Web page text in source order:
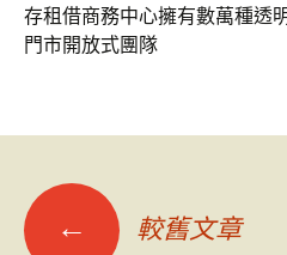
存租借商務中心擁有數萬種透
門市開放式團隊
文 ← 較舊文章